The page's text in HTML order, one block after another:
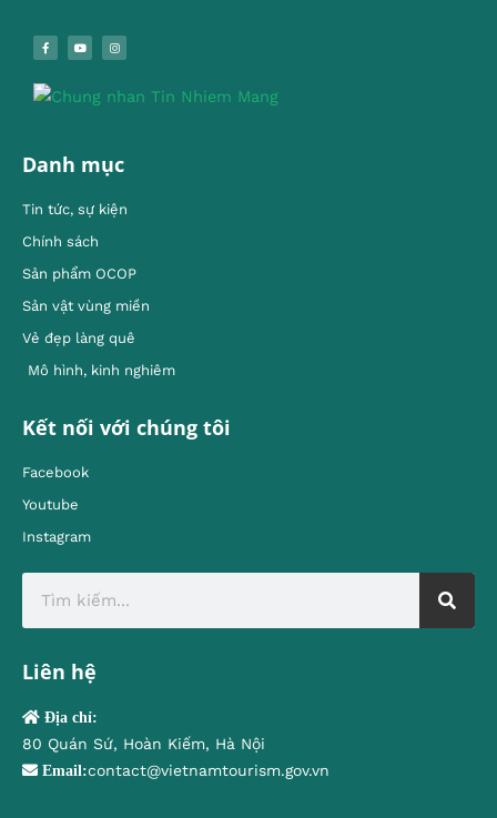
Danh mục
Tin tức, sự kiện
Chính sách
Sản phẩm OCOP
Sản vật vùng miền
Vẻ đẹp làng quê
Mô hình, kinh nghiêm
Kết nối với chúng tôi
Facebook
Youtube
Instagram
Liên hệ
Địa chỉ:
80 Quán Sứ, Hoàn Kiếm, Hà Nội
Email:contact@vietnamtourism.gov.vn